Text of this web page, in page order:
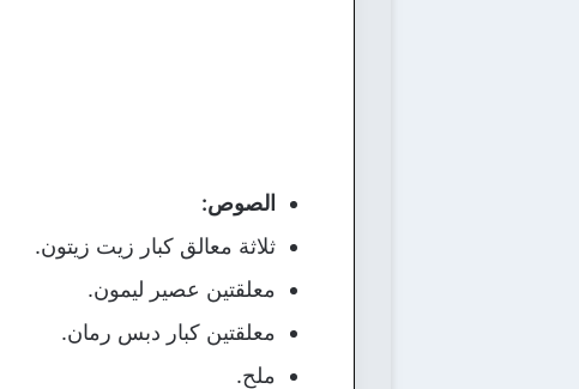
الصوص:
ثلاثة معالق كبار زيت زيتون.
معلقتين عصير ليمون.
معلقتين كبار دبس رمان.
ملح.